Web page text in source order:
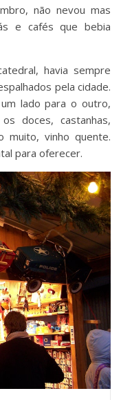
não nevou mas
e cafés que bebia
havia sempre
pela cidade.
lado para o outro,
doces, castanhas,
muito, vinho quente.
para oferecer.